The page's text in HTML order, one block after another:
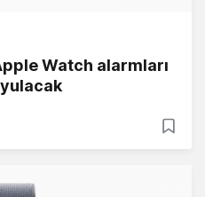
Watch alarmları